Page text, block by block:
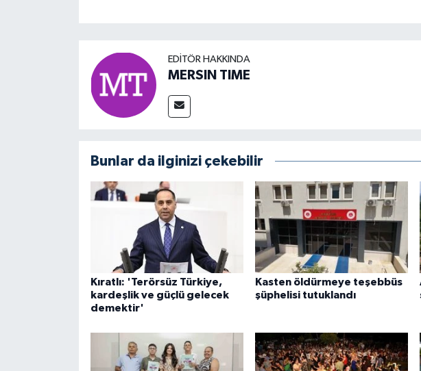
EDITÖR HAKKINDA
MERSIN TIME
Bunlar da ilginizi çekebilir
Kıratlı: 'Terörsüz Türkiye,
kardeşlik ve güçlü gelecek
demektir'
Kasten öldürmeye teşebbüs
şüphelisi tutuklandı